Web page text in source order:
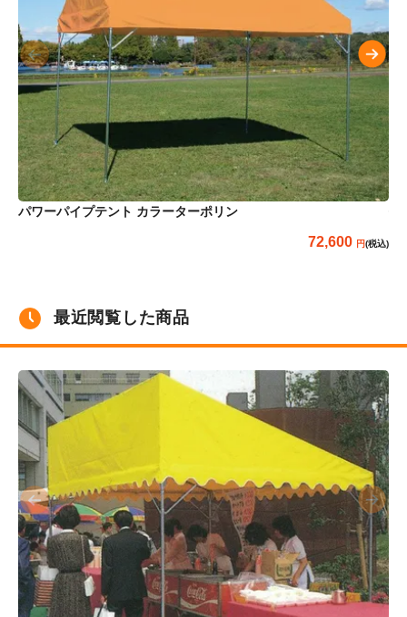
パワーパイプテント カラーターポリン
72,600 (税込)
最近閲覧した商品